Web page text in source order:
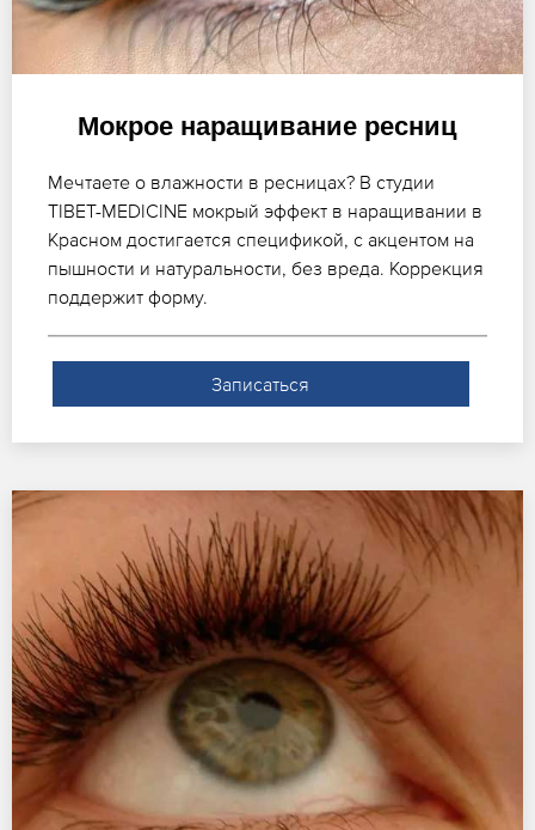
Мокрое наращивание ресниц
Мечтаете о влажности в ресницах? В студии
TIBET-MEDICINE мокрый эффект в наращивании в
Красном достигается спецификой, с акцентом на
пышности и натуральности, без вреда. Коррекция
поддержит форму.
Записаться